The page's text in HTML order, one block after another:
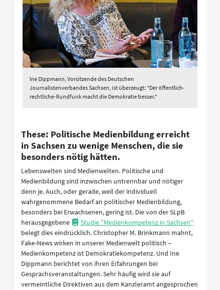
Ine Dippmann, Vorsitzende des Deutschen
Journalistenverbandes Sachsen, ist überzeugt: "Der öffentlich-
rechtliche-Rundfunk macht die Demokratie besser."
These: Politische Medienbildung erreicht
in Sachsen zu wenige Menschen, die sie
besonders nötig hätten.
Lebenswelten sind Medienwelten. Politische und
Medienbildung sind inzwischen untrennbar und nötiger
denn je. Auch, oder gerade, weil der individuell
wahrgenommene Bedarf an politischer Medienbildung,
besonders bei Erwachsenen, gering ist. Die von der SLpB
herausgegebene
Studie "Medienkompetenz in Sachsen"
belegt dies eindrücklich. Christopher M. Brinkmann mahnt,
Fake-News wirken in unserer Medienwelt politisch –
Medienkompetenz ist Demokratiekompetenz. Und Ine
Dippmann berichtet von ihren Erfahrungen bei
Gesprächsveranstaltungen. Sehr häufig wird sie auf
vermeintliche Direktiven aus dem Kanzleramt angesprochen